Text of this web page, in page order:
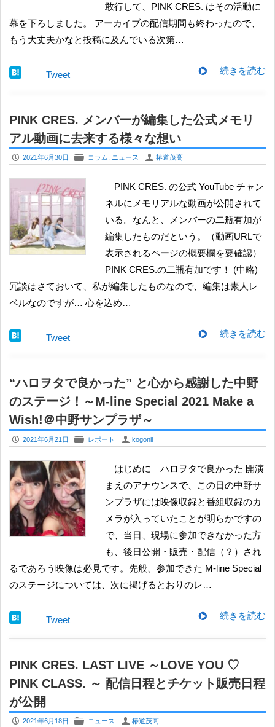
敢行して、PINK CRES. はその活動に
幕を下ろしました。 アーカイブの配信期間も終わったので、
もう大丈夫かなと投稿に及んでいる次第…
続きを読む
Tweet
PINK CRES. メンバーが編集した公式メモリ
アル動画に去来する様々な想い
P 2021年6月30日 F コラム ニュース U 椿道茂高
PINK CRES. の公式 YouTube チャン
ネルにメモリアルな動画が公開されて
いる。なんと、メンバーの二瓶有加が
編集したものだという。（動画URLで
表示されるページの概要欄を要確認）
PINK CRES.の二瓶有加です！ (中略)
冗談はさておいて、私が編集したものなので、編集は素人レ
ベルなのですが… 心を込め…
続きを読む
Tweet
“ハロヲタで良かった” と心から感謝した中野
のステージ！～M-line Special 2021 Make a
Wish!＠中野サンプラザ～
P 2021年6月21日 F レポート U kogonil
はじめに ハロヲタで良かった 開演
まえのアナウンスで、この日の中野サ
ンプラザには映像収録と番組収録のカ
メラが入っていたことが明らかですの
で、当日、現場に参加できなかった方
も、後日公開・販売・配信（？）され
るであろう映像は必見です。先般、参加できた M-line Special
のステージについては、次に掲げるとおりのレ…
続きを読む
Tweet
PINK CRES. LAST LIVE ～LOVE YOU ♡
PINK CLASS. ～ 配信日程とチケット販売日程
が公開
P 2021年6月18日 F ニュース U 椿道茂高